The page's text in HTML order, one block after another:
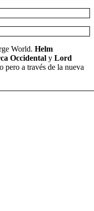
World. Helm
Occidental y Lord
pero a través de la nueva